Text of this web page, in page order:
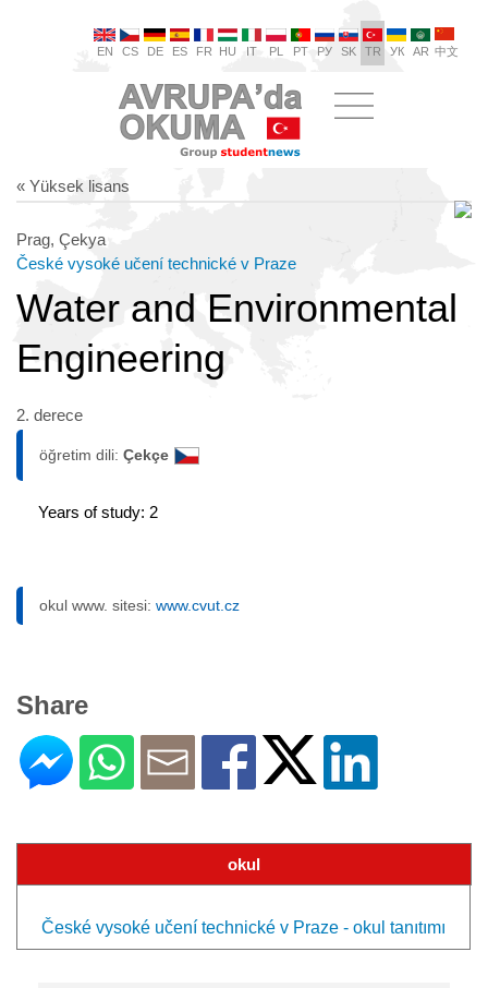
EN CS DE ES FR HU IT PL PT РУ SK TR УК AR 中文
« Yüksek lisans
Prag, Çekya
České vysoké učení technické v Praze
Water and Environmental
Engineering
2. derece
öğretim dili: Çekçe
Years of study: 2
okul www. sitesi: www.cvut.cz
Share
okul
České vysoké učení technické v Praze - okul tanıtımı